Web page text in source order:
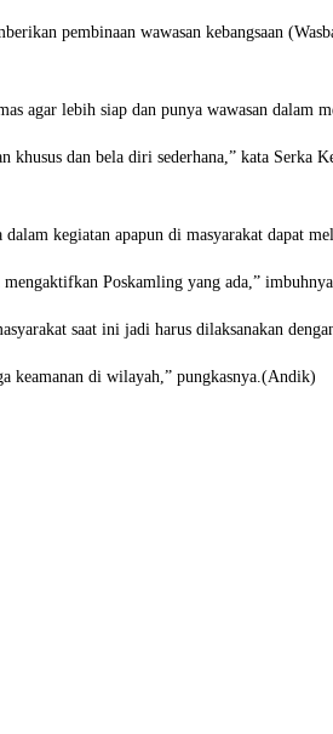
pembinaan wawasan kebangsaan
agar lebih siap dan punya wawasan dalam
dan bela diri sederhana,” kata Serka
kegiatan apapun di masyarakat dapat
Poskamling yang ada,”
saat ini jadi harus dilaksanakan
keamanan di wilayah,” pungkasnya.(Andik)